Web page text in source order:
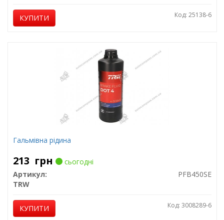
КУПИТИ Код: 25138-6
Гальмівна рідина
213 грн
сьогодні
Артикул:
PFB450SE
TRW
КУПИТИ Код: 3008289-6